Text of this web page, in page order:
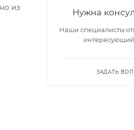
из
Нужна
Наши специалисты
ЗАДАТЬ